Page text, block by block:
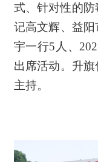
式、针对性的
记高文辉、 益阳
宇一行5人、
出席活动。 升旗
主持。